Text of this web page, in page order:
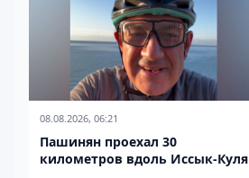
08.08.2026, 06:21
Пашинян проехал 30
километров вдоль Иссык-Куля